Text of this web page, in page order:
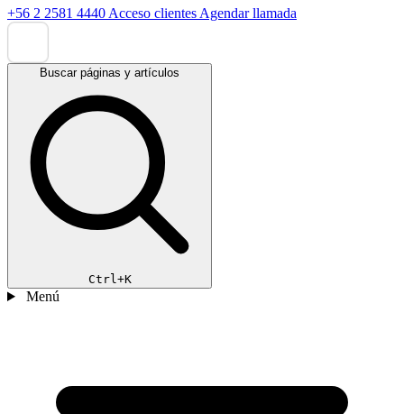
+56 2 2581 4440 Acceso clientes Agendar llamada
Buscar páginas y artículos
Ctrl+K
Menú